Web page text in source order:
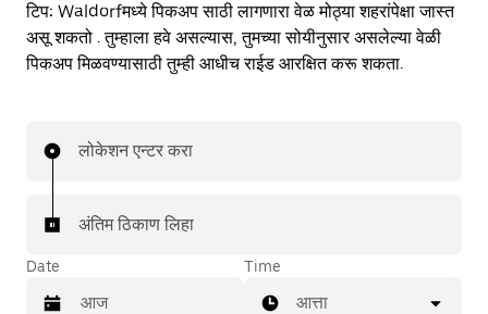
टिप: Waldorfमध्ये पिकअप साठी लागणारा वेळ मोठ्या शहरांपेक्षा जास्त
असू शकतो . तुम्हाला हवे असल्यास, तुमच्या सोयीनुसार असलेल्या वेळी
पिकअप मिळवण्यासाठी तुम्ही आधीच राईड आरक्षित करू शकता.
लोकेशन एन्टर करा
अंतिम ठिकाण लिहा
Date Time
आत्ता